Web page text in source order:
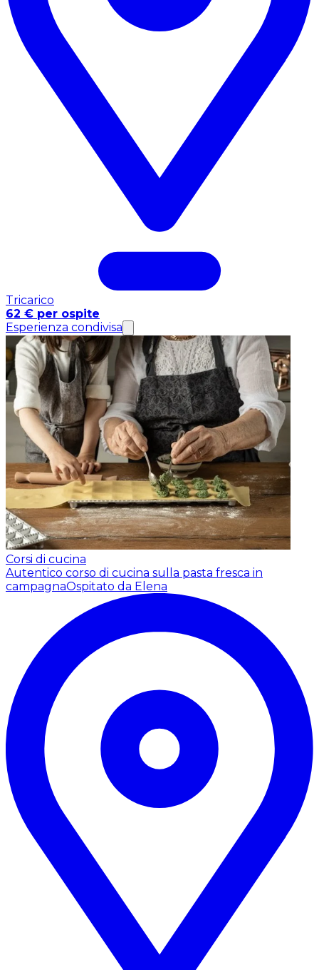
Tricarico
62 € per ospite
Esperienza condivisa
Corsi di cucina
Autentico corso di cucina sulla pasta fresca in
campagnaOspitato da Elena